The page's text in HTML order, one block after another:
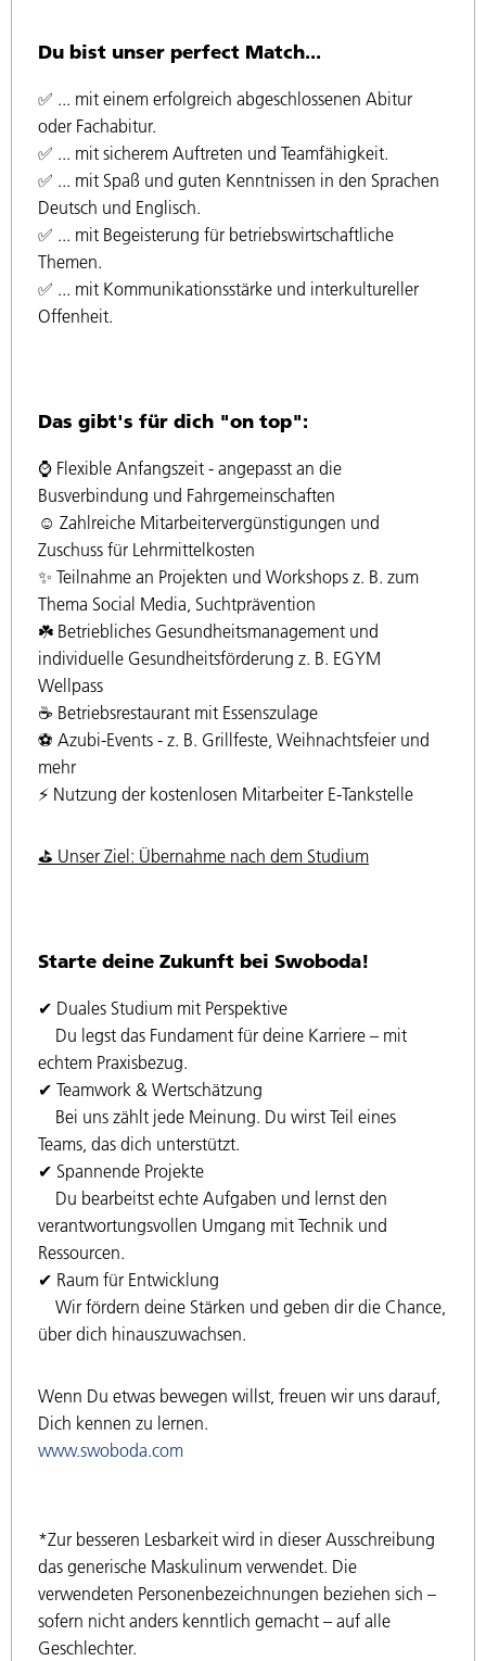
Du bist unser perfect Match...
✅ ... mit einem erfolgreich abgeschlossenen Abitur
oder Fachabitur.
✅ ... mit sicherem Auftreten und Teamfähigkeit.
✅ ... mit Spaß und guten Kenntnissen in den Sprachen
Deutsch und Englisch.
✅ ... mit Begeisterung für betriebswirtschaftliche
Themen.
✅ ... mit Kommunikationsstärke und interkultureller
Offenheit.
Das gibt's für dich "on top":
⌚️ Flexible Anfangszeit - angepasst an die
Busverbindung und Fahrgemeinschaften
☺️ Zahlreiche Mitarbeitervergünstigungen und
Zuschuss für Lehrmittelkosten
✨ Teilnahme an Projekten und Workshops z. B. zum
Thema Social Media, Suchtprävention
☘️ Betriebliches Gesundheitsmanagement und
individuelle Gesundheitsförderung z. B. EGYM
Wellpass
☕️ Betriebsrestaurant mit Essenszulage
⚽️ Azubi-Events - z. B. Grillfeste, Weihnachtsfeier und
mehr
⚡ Nutzung der kostenlosen Mitarbeiter E-Tankstelle
⛳️ Unser Ziel: Übernahme nach dem Studium
Starte deine Zukunft bei Swoboda!
✔ Duales Studium mit Perspektive
Du legst das Fundament für deine Karriere – mit
echtem Praxisbezug.
✔ Teamwork & Wertschätzung
Bei uns zählt jede Meinung. Du wirst Teil eines
Teams, das dich unterstützt.
✔ Spannende Projekte
Du bearbeitst echte Aufgaben und lernst den
verantwortungsvollen Umgang mit Technik und
Ressourcen.
✔ Raum für Entwicklung
Wir fördern deine Stärken und geben dir die Chance,
über dich hinauszuwachsen.
Wenn Du etwas bewegen willst, freuen wir uns darauf,
Dich kennen zu lernen.
www.swoboda.com
*Zur besseren Lesbarkeit wird in dieser Ausschreibung
das generische Maskulinum verwendet. Die
verwendeten Personenbezeichnungen beziehen sich –
sofern nicht anders kenntlich gemacht – auf alle
Geschlechter.